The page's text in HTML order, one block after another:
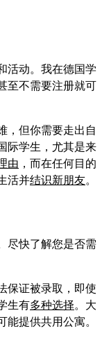
活动。我在德国学
至不需要注册就可
，但你需要走出自
际学生，尤其是来
由 ，而在任何目的
活并结识新朋友。
尽快了解您是否需
保证被录取，即使
生有多种选择。大
提供共用公寓。